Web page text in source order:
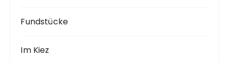
Fundstücke
Im Kiez